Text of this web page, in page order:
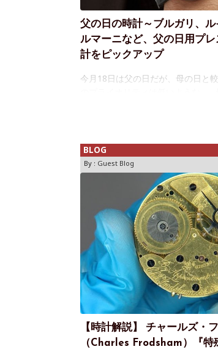
父の日の時計～ブルガリ、
ルマーニなど、父の日用プ
計をピックアップ
今月18日は父の日だが、母の日と
ュエリー・ブランドはもちろんの
BLOG
By : Guest Blog
【時計解説】 チャールズ・
（Charles Frodsham）『特